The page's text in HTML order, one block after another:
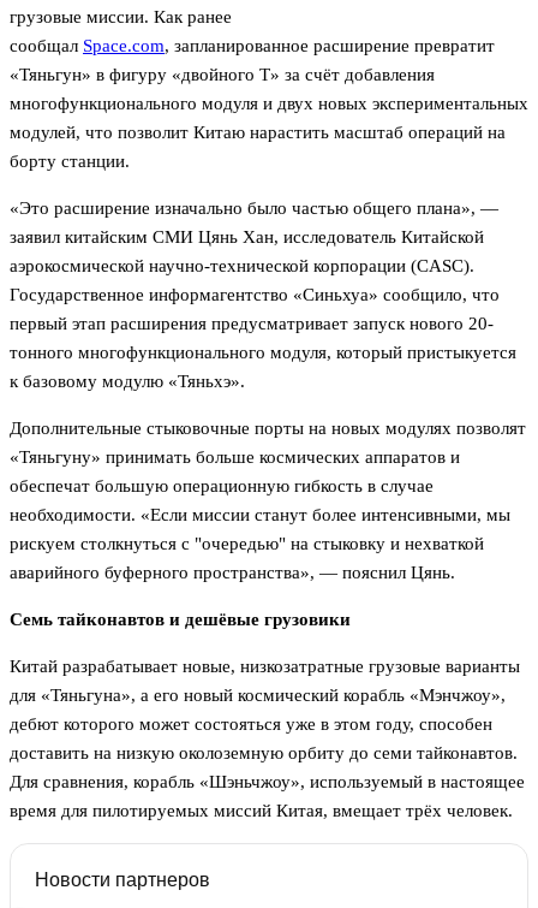
грузовые миссии. Как ранее
сообщал Space.com, запланированное расширение превратит
«Тяньгун» в фигуру «двойного Т» за счёт добавления
многофункционального модуля и двух новых экспериментальных
модулей, что позволит Китаю нарастить масштаб операций на
борту станции.
«Это расширение изначально было частью общего плана», —
заявил китайским СМИ Цянь Хан, исследователь Китайской
аэрокосмической научно-технической корпорации (CASC).
Государственное информагентство «Синьхуа» сообщило, что
первый этап расширения предусматривает запуск нового 20-
тонного многофункционального модуля, который пристыкуется
к базовому модулю «Тяньхэ».
Дополнительные стыковочные порты на новых модулях позволят
«Тяньгуну» принимать больше космических аппаратов и
обеспечат большую операционную гибкость в случае
необходимости. «Если миссии станут более интенсивными, мы
рискуем столкнуться с "очередью" на стыковку и нехваткой
аварийного буферного пространства», — пояснил Цянь.
Семь тайконавтов и дешёвые грузовики
Китай разрабатывает новые, низкозатратные грузовые варианты
для «Тяньгуна», а его новый космический корабль «Мэнчжоу»,
дебют которого может состояться уже в этом году, способен
доставить на низкую околоземную орбиту до семи тайконавтов.
Для сравнения, корабль «Шэньчжоу», используемый в настоящее
время для пилотируемых миссий Китая, вмещает трёх человек.
Новости партнеров